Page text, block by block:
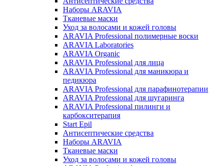
Наборы ARAVIA
Тканевые маски
Уход за волосами и кожей головы
ARAVIA Professional полимерные воски
ARAVIA Laboratories
ARAVIA Organic
ARAVIA Professional для лица
ARAVIA Professional для маникюра и
педикюра
ARAVIA Professional для парафинотерапии
ARAVIA Professional для шугаринга
ARAVIA Professional пилинги и
карбокситерапия
Start Epil
Антисептические средства
Наборы ARAVIA
Тканевые маски
Уход за волосами и кожей головы